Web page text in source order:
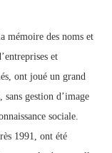
mémoire des noms et
et
ont joué un grand
gestion d’image
sociale.
1991, ont été